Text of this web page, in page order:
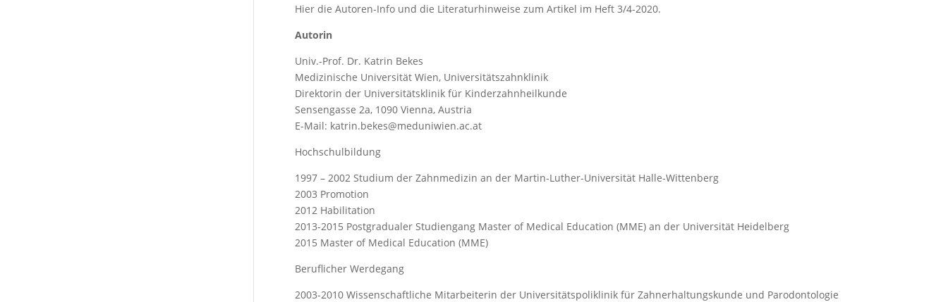
Hier die Autoren-Info und die Literaturhinweise zum Artikel im Heft 3/4-2020.
Autorin
Univ.-Prof. Dr. Katrin Bekes
Medizinische Universität Wien, Universitätszahnklinik
Direktorin der Universitätsklinik für Kinderzahnheilkunde
Sensengasse 2a, 1090 Vienna, Austria
E-Mail: katrin.bekes@meduniwien.ac.at
Hochschulbildung
1997 – 2002 Studium der Zahnmedizin an der Martin-Luther-Universität Halle-Wittenberg
2003 Promotion
2012 Habilitation
2013-2015 Postgradualer Studiengang Master of Medical Education (MME) an der Universität Heidelberg
2015 Master of Medical Education (MME)
Beruflicher Werdegang
2003-2010 Wissenschaftliche Mitarbeiterin der Universitätspoliklinik für Zahnerhaltungskunde und Parodontologie